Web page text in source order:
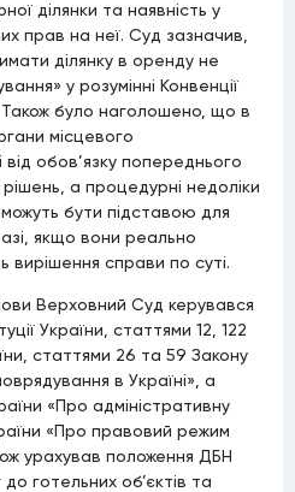
ділянки та наявність у
прав на неї. Суд зазначив,
ділянку в оренду не
у розумінні Конвенції
було наголошено, що в
місцевого
від обов’язку попереднього
а процедурні недоліки
бути підставою для
якщо вони реально
вирішення справи по суті.
Верховний Суд керувався
України, статтями 12, 122
статтями 26 та 59 Закону
в Україні», а
«Про адміністративну
«Про правовий режим
урахував положення ДБН
готельних об’єктів та